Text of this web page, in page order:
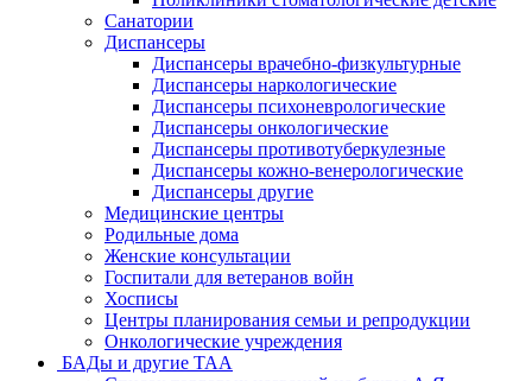
Санатории
Диспансеры
Диспансеры врачебно-физкультурные
Диспансеры наркологические
Диспансеры психоневрологические
Диспансеры онкологические
Диспансеры противотуберкулезные
Диспансеры кожно-венерологические
Диспансеры другие
Медицинские центры
Родильные дома
Женские консультации
Госпитали для ветеранов войн
Хосписы
Центры планирования семьи и репродукции
Онкологические учреждения
БАДы и другие ТАА